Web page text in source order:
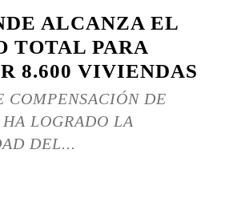
ALCANZA EL
TOTAL PARA
8.600 VIVIENDAS
COMPENSACIÓN DE
LOGRADO LA
DEL...